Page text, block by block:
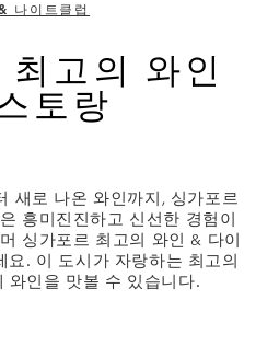
나이트클럽
고의 와인
토랑
새로 나온 와인까지, 싱가포르
흥미진진하고 신선한 경험이
싱가포르 최고의 와인 & 다이
요. 이 도시가 자랑하는 최고의
와인을 맛볼 수 있습니다.